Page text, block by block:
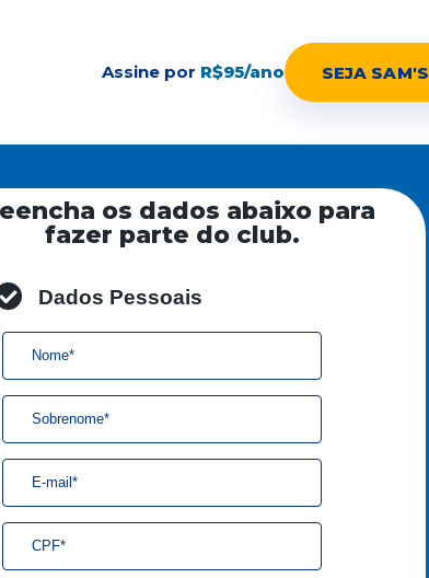
Assine por R$95/ano SEJA SAM'S
os dados abaixo para
fazer parte do club.
Dados Pessoais